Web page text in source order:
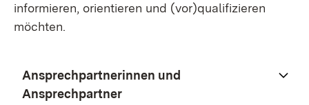
informieren, orientieren und (vor)qualifizieren
möchten.
Ansprechpartnerinnen und
Ansprechpartner